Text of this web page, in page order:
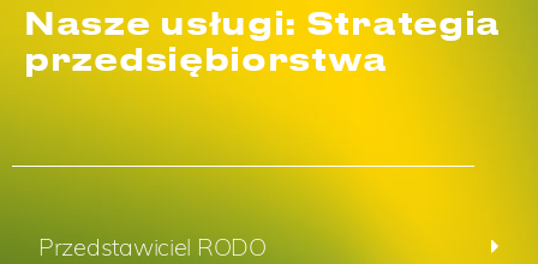
Nasze usługi: Strategia
przedsiębiorstwa
Przedstawiciel RODO